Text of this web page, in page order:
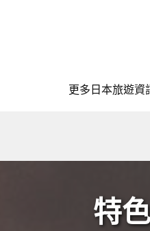
更多日本旅遊資
特